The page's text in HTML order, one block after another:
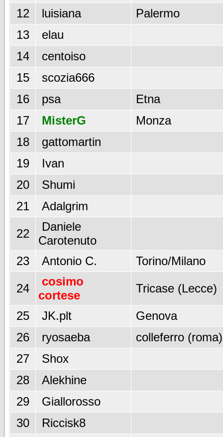
12
luisiana
Palermo
13
elau
14
centoiso
15
scozia666
16
psa
Etna
17
MisterG
Monza
18
gattomartin
19
Ivan
20
Shumi
21
Adalgrim
22
Daniele
Carotenuto
23
Antonio C. Torino/Milano
24
cosimo
cortese
Tricase (Lecce)
25 JK.plt
Genova
26
ryosaeba
colleferro (roma)
27
Shox
28
Alekhine
29
Giallorosso
30
Riccisk8